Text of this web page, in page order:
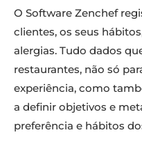
O Software Zenchef
clientes, os seus
alergias. Tudo dados
restaurantes, não só
experiência, como
a definir objetivos e
preferência e hábitos